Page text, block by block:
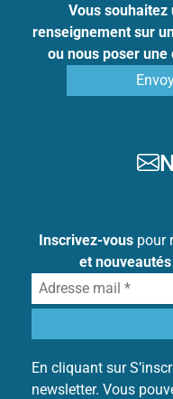
Vous souhaitez
renseignement sur
ou nous poser
Inscrivez-vouspour
et nouveautés
En cliquant sur
newsletter. Vous